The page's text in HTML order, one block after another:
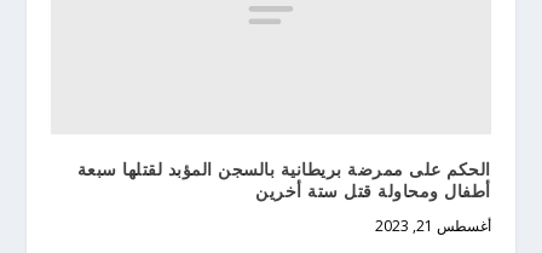
الحكم على ممرضة بريطانية بالسجن المؤبد لقتلها سبعة
أطفال ومحاولة قتل ستة أخرين
أغسطس 21, 2023